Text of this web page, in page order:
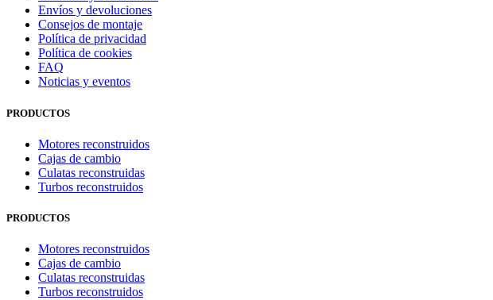
Envíos y devoluciones
Consejos de montaje
Política de privacidad
Política de cookies
FAQ
Noticias y eventos
PRODUCTOS
Motores reconstruidos
Cajas de cambio
Culatas reconstruidas
Turbos reconstruidos
PRODUCTOS
Motores reconstruidos
Cajas de cambio
Culatas reconstruidas
Turbos reconstruidos